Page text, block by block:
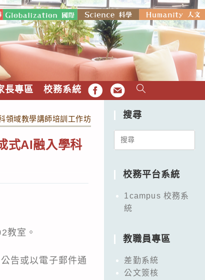
長專區 校務系統 FB EMAIL
域教學講師培訓工作坊」相關資訊，請教師參與進階研
式AI融入學科
教室。
告或以電子郵件通
搜尋
Search
校務平台系統
1campus 校務系
統
教職員專區
差勤系統
公文簽核